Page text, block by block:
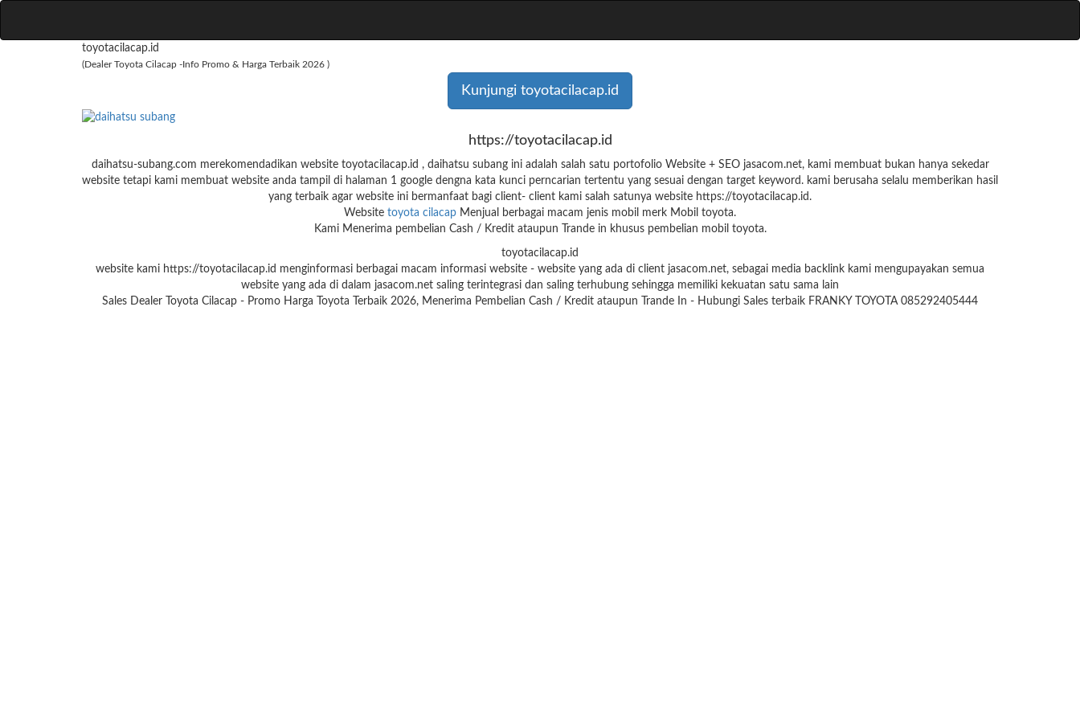
toyotacilacap.id
(Dealer Toyota Cilacap -Info Promo & Harga Terbaik 2026 )
Kunjungi toyotacilacap.id
https://toyotacilacap.id
daihatsu-subang.com merekomendadikan website toyotacilacap.id , daihatsu subang ini adalah salah satu portofolio Website + SEO jasacom.net, kami membuat bukan hanya sekedar
website tetapi kami membuat website anda tampil di halaman 1 google dengna kata kunci perncarian tertentu yang sesuai dengan target keyword. kami berusaha selalu memberikan hasil
yang terbaik agar website ini bermanfaat bagi client- client kami salah satunya website https://toyotacilacap.id.
Website toyota cilacap Menjual berbagai macam jenis mobil merk Mobil toyota.
Kami Menerima pembelian Cash / Kredit ataupun Trande in khusus pembelian mobil toyota.
toyotacilacap.id
website kami https://toyotacilacap.id menginformasi berbagai macam informasi website - website yang ada di client jasacom.net, sebagai media backlink kami mengupayakan semua
website yang ada di dalam jasacom.net saling terintegrasi dan saling terhubung sehingga memiliki kekuatan satu sama lain
Sales Dealer Toyota Cilacap - Promo Harga Toyota Terbaik 2026, Menerima Pembelian Cash / Kredit ataupun Trande In - Hubungi Sales terbaik FRANKY TOYOTA 085292405444